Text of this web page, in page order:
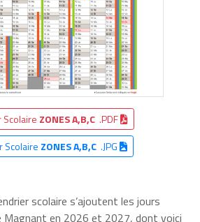
Scolaire ZONES A,B,C .PDF
Scolaire ZONES A,B,C.JPG
scolaire s’ajoutent les jours
Magnant en 2026 et 2027, dont voici